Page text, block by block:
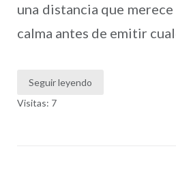
una distancia que
calma antes de emitir
Seguir leyendo
Visitas: 7